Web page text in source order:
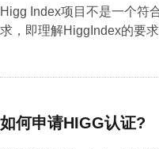
Higg Index项目不是一个符
求，即理解HiggIndex的要
如何申请HIGG认证?